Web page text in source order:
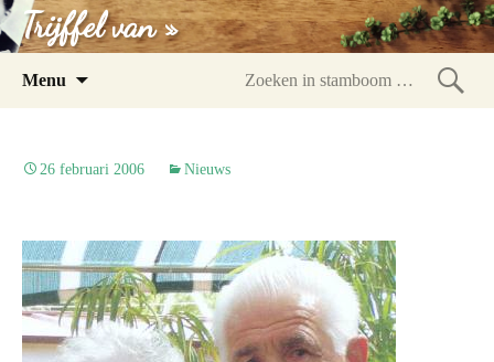
Trijffel van »
Menu
26 februari 2006 Nieuws